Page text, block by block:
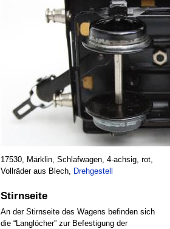
17530, Märklin, Schlafwagen, 4-achsig, rot,
Vollräder aus Blech, Drehgestell
Stirnseite
An der Stirnseite des Wagens befinden sich
die “Langlöcher” zur Befestigung der